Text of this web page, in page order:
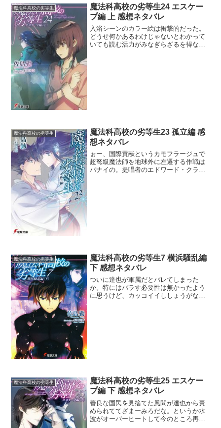
トーリーだった。洗脳の方法が不明とい
う前提があったのに無策の単...
魔法科高校の劣等生
魔法科高校の劣等生24 エスケー
プ編 上 感想ネタバレ
入浴シーンのカラー絵は衝撃的だった。
どうせ何かあるわけじゃないとわかって
いても読む活力がみなぎらざるを得なか
魔法科高校の劣等生
魔法科高校の劣等生23 孤立編 感
想ネタバレ
ぉー、国際貢献というカモフラージュで
超弩級魔法師を地球外に左遷する作戦は
パナイの。提唱者のエドワード・クラー
魔法科高校の劣等生
魔法科高校の劣等生7 横浜騒乱編
下 感想ネタバレ
ついに達也が軍属だとバレてしまった
か。特にはバラす必要性は無かったよう
に思うけど、カッコイイししょうがない
魔法科高校の劣等生
魔法科高校の劣等生25 エスケー
プ編 下 感想ネタバレ
善良な国民を見捨てた風間が達也から責
められててざまーみろだな。というか水
波がオーバーヒートして今のところ再起